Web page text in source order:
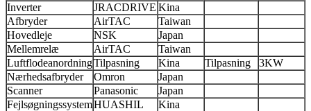
Inverter
JRACDRIVE Kina
Afbryder
AirTAC
Taiwan
Hovedleje
NSK
Japan
Mellemrelæ
AirTAC
Taiwan
LuftflodeanordningTilpasning Kina Tilpasning
3KW
Nærhedsafbryder
Omron
Japan
Scanner
Panasonic
Japan
FejlsøgningssystemHUASHIL
Kina